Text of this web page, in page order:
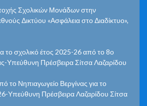
Σχολικών Μονάδων στην
Δικτύου «Ασφάλεια στο Διαδίκτυο»,
το σχολικό έτος 2025-26 από το 8ο
Υπεύθυνη Πρέσβειρα Σίτσα Λαζαρίδου
το Νηπιαγωγείο Βεργίνας για το
Υπεύθυνη Πρέσβειρα Λαζαρίδου Σίτσα